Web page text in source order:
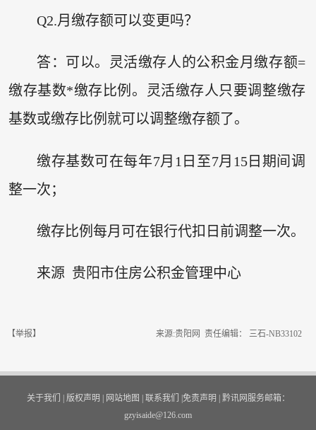
Q2.月缴存额可以变更吗？
答：可以。灵活缴存人的公积金月缴存额=
缴存基数*缴存比例。灵活缴存人只要调整缴存
基数或缴存比例就可以调整缴存额了。
缴存基数可在每年7月1日至7月15日期间调
整一次；
缴存比例每月可在银行代扣日前调整一次。
来源 贵阳市住房公积金管理中心
【举报】 来源:贵阳网 责任编辑： 三石-NB33102
关于我们 | 版权声明 | 网站地图 | 联系我们 |免责声明 | 黔讯网服务邮箱：
gzyisaide@126.com